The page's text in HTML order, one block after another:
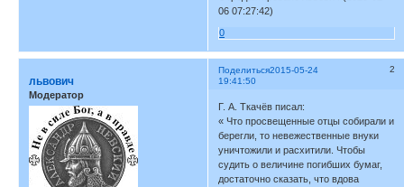
06 07:27:42)
0
Поделиться 2
2015-05-24
19:41:50
львович
Модератор
Г. А. Ткачёв писал:
« Что просвещенные отцы собирали и
берегли, то невежественные внуки
уничтожили и расхитили. Чтобы
судить о величине погибших бумаг,
достаточно сказать, что вдова